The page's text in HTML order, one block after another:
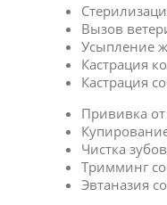
Вызов
Усыпление
Кастрация
Кастрация
Прививка
Чистка
Тримминг
Эвтаназия